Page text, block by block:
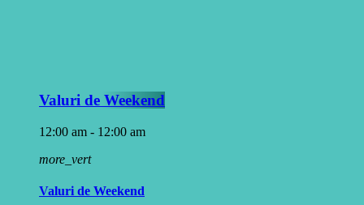
Valuri de Weekend
12:00 am - 12:00 am
more_vert
Valuri de Weekend